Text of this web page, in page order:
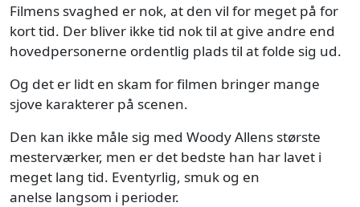
Filmens svaghed er nok, at den vil for meget på for
kort tid. Der bliver ikke tid nok til at give andre end
hovedpersonerne ordentlig plads til at folde sig ud.
Og det er lidt en skam for filmen bringer mange
sjove karakterer på scenen.
Den kan ikke måle sig med Woody Allens største
mesterværker, men er det bedste han har lavet i
meget lang tid. Eventyrlig, smuk og en
anelse langsom i perioder.